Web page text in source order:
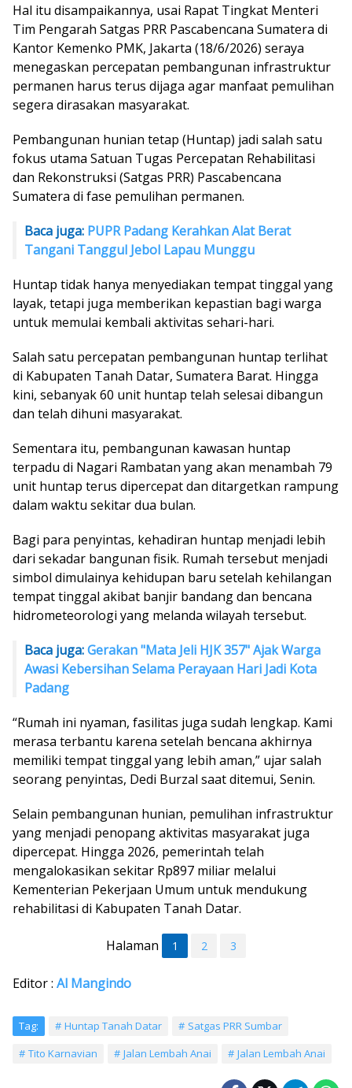
Hal itu disampaikannya, usai Rapat Tingkat Menteri
Tim Pengarah Satgas PRR Pascabencana Sumatera di
Kantor Kemenko PMK, Jakarta (18/6/2026) seraya
menegaskan percepatan pembangunan infrastruktur
permanen harus terus dijaga agar manfaat pemulihan
segera dirasakan masyarakat.
Pembangunan hunian tetap (Huntap) jadi salah satu
fokus utama Satuan Tugas Percepatan Rehabilitasi
dan Rekonstruksi (Satgas PRR) Pascabencana
Sumatera di fase pemulihan permanen.
Baca juga: PUPR Padang Kerahkan Alat Berat
Tangani Tanggul Jebol Lapau Munggu
Huntap tidak hanya menyediakan tempat tinggal yang
layak, tetapi juga memberikan kepastian bagi warga
untuk memulai kembali aktivitas sehari-hari.
Salah satu percepatan pembangunan huntap terlihat
di Kabupaten Tanah Datar, Sumatera Barat. Hingga
kini, sebanyak 60 unit huntap telah selesai dibangun
dan telah dihuni masyarakat.
Sementara itu, pembangunan kawasan huntap
terpadu di Nagari Rambatan yang akan menambah 79
unit huntap terus dipercepat dan ditargetkan rampung
dalam waktu sekitar dua bulan.
Bagi para penyintas, kehadiran huntap menjadi lebih
dari sekadar bangunan fisik. Rumah tersebut menjadi
simbol dimulainya kehidupan baru setelah kehilangan
tempat tinggal akibat banjir bandang dan bencana
hidrometeorologi yang melanda wilayah tersebut.
Baca juga:Gerakan "Mata Jeli HJK 357" Ajak Warga
Awasi Kebersihan Selama Perayaan Hari Jadi Kota
Padang
“Rumah ini nyaman, fasilitas juga sudah lengkap. Kami
merasa terbantu karena setelah bencana akhirnya
memiliki tempat tinggal yang lebih aman,” ujar salah
seorang penyintas, Dedi Burzal saat ditemui, Senin.
Selain pembangunan hunian, pemulihan infrastruktur
yang menjadi penopang aktivitas masyarakat juga
dipercepat. Hingga 2026, pemerintah telah
mengalokasikan sekitar Rp897 miliar melalui
Kementerian Pekerjaan Umum untuk mendukung
rehabilitasi di Kabupaten Tanah Datar.
Halaman 1 2 3
Editor : Al Mangindo
Tag: Huntap Tanah Datar
Satgas PRR Sumbar
Tito Karnavian
Jalan Lembah Anai Jalan Lembah Anai